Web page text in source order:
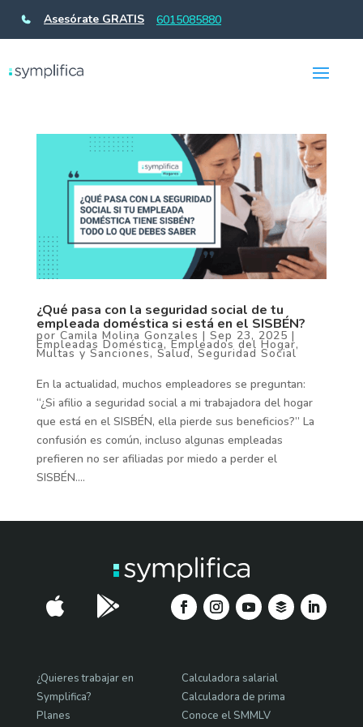
¿Qué pasa con la seguridad social de tu
empleada doméstica si está en el SISBÉN?
por Camila Molina Gonzales | Sep 23, 2025 |
Empleadas Doméstica, Empleados del Hogar,
Multas y Sanciones, Salud, Seguridad Social
En la actualidad, muchos empleadores se preguntan:
“¿Si afilio a seguridad social a mi trabajadora del hogar
que está en el SISBÉN, ella pierde sus beneficios?” La
confusión es común, incluso algunas empleadas
prefieren no ser afiliadas por miedo a perder el
SISBÉN....
 
¿Quieres trabajar en
Symplifica?
Planes
Calculadora salarial
Calculadora de prima
Conoce el SMMLV
Asesórate GRATIS 6015085880